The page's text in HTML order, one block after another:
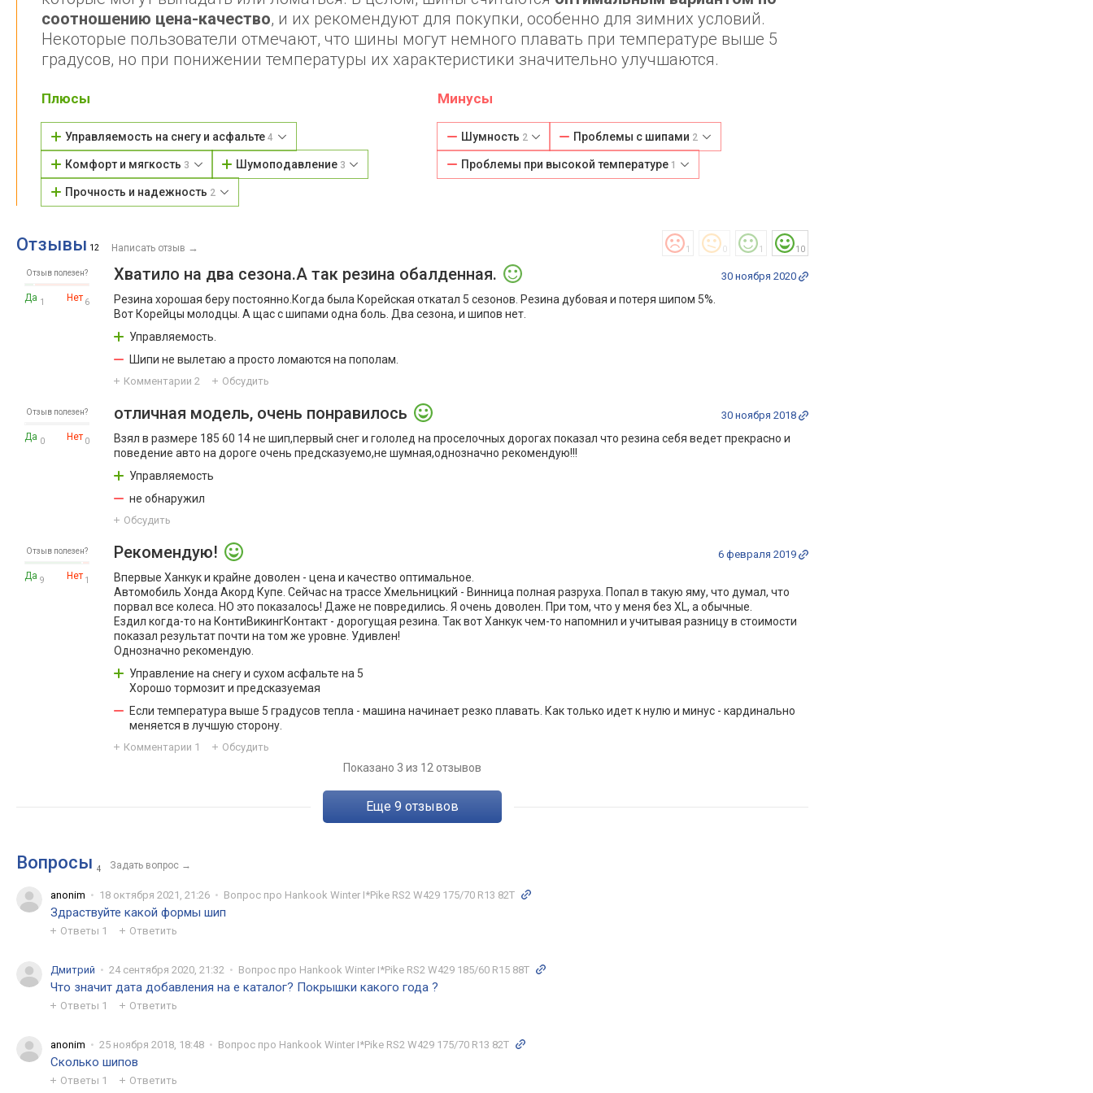
соотношению цена-качество, и их рекомендуют для покупки, особенно для зимних условий.
Некоторые пользователи отмечают, что шины могут немного плавать при температуре выше 5
градусов, но при понижении температуры их характеристики значительно улучшаются.
Плюсы
Управляемость на снегу и асфальте4
Комфорт и мягкость 3 Шумоподавление 3
Прочность и надежность 2
Минусы
Шумность 2 Проблемы с шипами 2
Проблемы при высокой температуре 1
Отзывы 12 Написать отзыв → 1 0 1 10
Отзыв полезен?
Да 1 Нет 6
Хватило на два сезона.А так резина обалденная. 30 ноября 2020
Резина хорошая беру постоянно.Когда была Корейская откатал 5 сезонов. Резина дубовая и потеря шипом 5%.
Вот Корейцы молодцы. А щас с шипами одна боль. Два сезона, и шипов нет.
Управляемость.
Шипи не вылетаю а просто ломаются на пополам.
Комментарии 2 Обсудить
Отзыв полезен?
Да 0 Нет 0
отличная модель, очень понравилось 30 ноября 2018
Взял в размере 185 60 14 не шип,первый снег и гололед на проселочных дорогах показал что резина себя ведет прекрасно и
поведение авто на дороге очень предсказуемо,не шумная,однозначно рекомендую!!!
Управляемость
не обнаружил
Обсудить
Отзыв полезен?
Да 9 Нет 1
Рекомендую! 6 февраля 2019
Впервые Ханкук и крайне доволен - цена и качество оптимальное.
Автомобиль Хонда Акорд Купе. Сейчас на трассе Хмельницкий - Винница полная разруха. Попал в такую яму, что думал, что
порвал все колеса. НО это показалось! Даже не повредились. Я очень доволен. При том, что у меня без XL, а обычные.
Ездил когда-то на КонтиВикингКонтакт - дорогущая резина. Так вот Ханкук чем-то напомнил и учитывая разницу в стоимости
показал результат почти на том же уровне. Удивлен!
Однозначно рекомендую.
Управление на снегу и сухом асфальте на 5
Хорошо тормозит и предсказуемая
Если температура выше 5 градусов тепла - машина начинает резко плавать. Как только идет к нулю и минус - кардинально
меняется в лучшую сторону.
Комментарии 1 Обсудить
Показано 3 из 12 отзывов
eще 9 отзывов
Вопросы 4 Задать вопрос →
anonim 18 октября 2021, 21:26 Вопрос про Hankook Winter I*Pike RS2 W429 175/70 R13 82T
Здраствуйте какой формы шип
Ответы 1 Ответить
Дмитрий 24 сентября 2020, 21:32 Вопрос про Hankook Winter I*Pike RS2 W429 185/60 R15 88T
Что значит дата добавления на е каталог? Покрышки какого года ?
Ответы 1 Ответить
anonim 25 ноября 2018, 18:48 Вопрос про Hankook Winter I*Pike RS2 W429 175/70 R13 82T
Сколько шипов
Ответы 1 Ответить